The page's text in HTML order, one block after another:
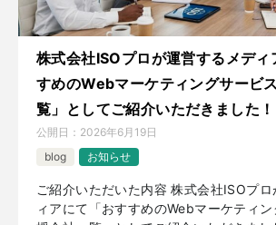
株式会社ISOプロが運営するメディ
すめのWebマーケティングサービ
覧」としてご紹介いただきました！
公開日： 2026年6月19日
blog
お知らせ
ご紹介いただいた内容 株式会社ISOプ
ィアにて「おすすめのWebマーケティ